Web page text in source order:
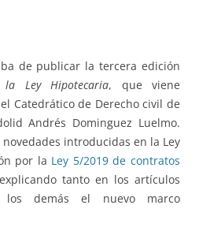
de publicar la tercera edición
la Ley Hipotecaria, que viene
Catedrático de Derecho civil de
Andrés Dominguez Luelmo.
novedades introducidas en la Ley
por la Ley 5/2019 de contratos
tanto en los artículos
los demás el nuevo marco